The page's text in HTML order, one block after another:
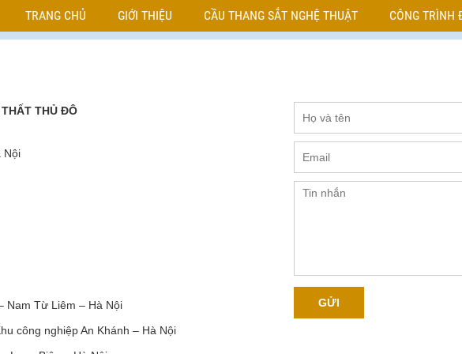
TRANG CHỦ GIỚI THIỆU CẦU THANG SẮT NGHỆ THUẬT CÔNG TRÌNH
THỦ ĐÔ
Nội
Nam Từ Liêm – Hà Nội
công nghiệp An Khánh – Hà Nội